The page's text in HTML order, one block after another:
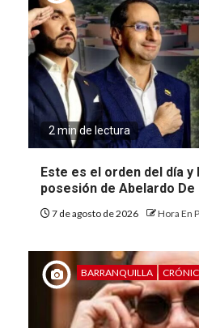
2 min de lectura
Este es el orden del día
posesión de Abelardo De
7 de agosto de 2026 Hora En
BARRANQUILLA